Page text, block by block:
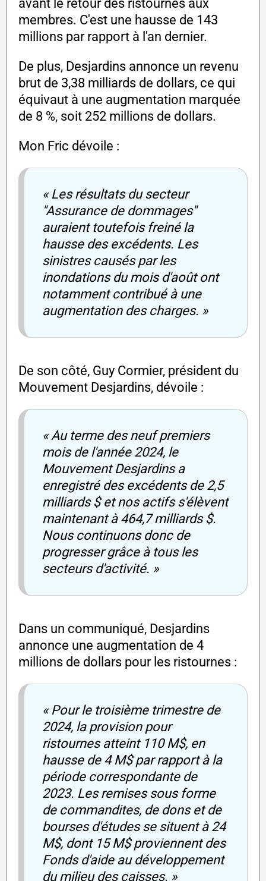
avant le retour des ristournes aux
membres. C'est une hausse de 143
millions par rapport à l'an dernier.
De plus, Desjardins annonce un revenu
brut de 3,38 milliards de dollars, ce qui
équivaut à une augmentation marquée
de 8 %, soit 252 millions de dollars.
Mon Fric dévoile :
« Les résultats du secteur
''Assurance de dommages''
auraient toutefois freiné la
hausse des excédents. Les
sinistres causés par les
inondations du mois d'août ont
notamment contribué à une
augmentation des charges. »
De son côté, Guy Cormier, président du
Mouvement Desjardins, dévoile :
« Au terme des neuf premiers
mois de l'année 2024, le
Mouvement Desjardins a
enregistré des excédents de 2,5
milliards $ et nos actifs s'élèvent
maintenant à 464,7 milliards $.
Nous continuons donc de
progresser grâce à tous les
secteurs d'activité. »
Dans un communiqué, Desjardins
annonce une augmentation de 4
millions de dollars pour les ristournes :
« Pour le troisième trimestre de
2024, la provision pour
ristournes atteint 110 M$, en
hausse de 4 M$ par rapport à la
période correspondante de
2023. Les remises sous forme
de commandites, de dons et de
bourses d'études se situent à 24
M$, dont 15 M$ proviennent des
Fonds d'aide au développement
du milieu des caisses. »